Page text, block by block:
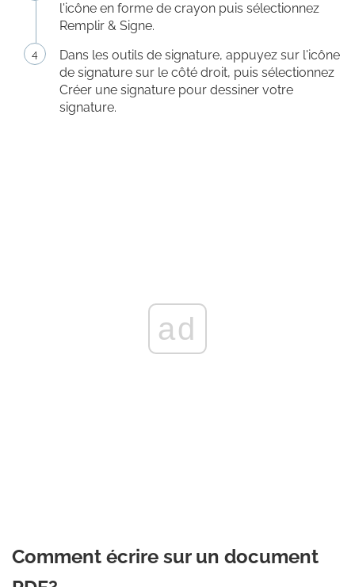
l'icône en forme de crayon puis sélectionnez
Remplir & Signe.
Dans les outils de signature, appuyez sur l'icône
de signature sur le côté droit, puis sélectionnez
Créer une signature pour dessiner votre
signature.
ad
Comment écrire sur un document